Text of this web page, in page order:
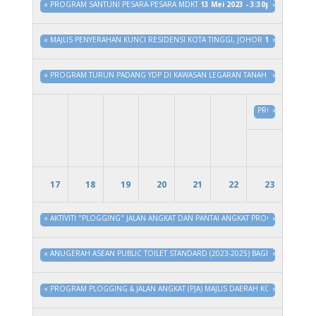
« PROGRAM SANTUNI PESARA-PESARA MDKT 13 Mei 2023 - 3:30pm»
« MAJLIS PENYERAHAN KUNCI RESIDENSI KOTA TINGGI, JOHOR 15 Mei 2023 -
»
« PROGRAM TURUN PADANG YDP DI KAWASAN LEGARAN TANAH PUTIH,
»
PROGRAM
»
17 18 19 20 21 22 23
« AKTIVITI "PLOGGING" JALAN ANGKAT DAN PANTAI ANGKAT PROGRAM
»
« ANUGERAH ASEAN PUBLIC TOILET STANDARD (2023-2025) BAGI PANTAI
»
« PROGRAM PLOGGING & JALAN ANGKAT (PJA) MAJLIS DAERAH KOTA
»